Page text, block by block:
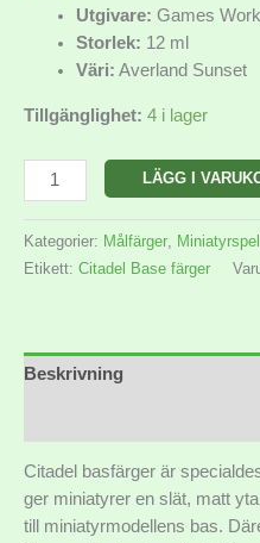
Utgivare: Games
Storlek: 12 ml
Väri: Averland Sunset
Tillgänglighet: 4 i lager
LÄGG I
Kategorier: Målfärger, Miniatyrspel
Etikett: Citadel Base färger
Beskrivning
Citadel basfärger är
ger miniatyrer en slät, matt
till miniatyrmodellens bas.